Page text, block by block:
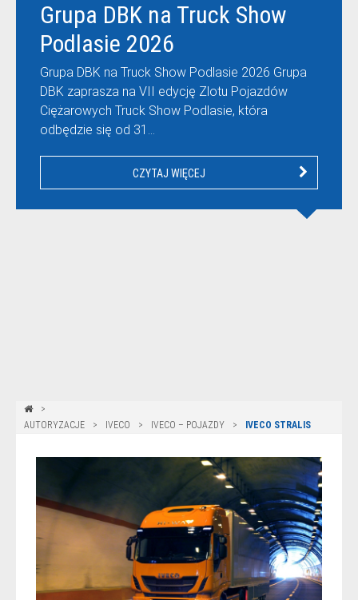
Grupa DBK na Truck Show
Podlasie 2026
Grupa DBK na Truck Show Podlasie 2026 Grupa
DBK zaprasza na VII edycję Zlotu Pojazdów
Ciężarowych Truck Show Podlasie, która
odbędzie się od 31…
CZYTAJ WIĘCEJ
AUTORYZACJE IVECO IVECO – POJAZDY IVECO STRALIS